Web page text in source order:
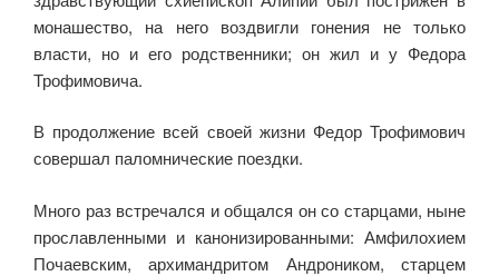
монашество, на него воздвигли гонения не только
власти, но и его родственники; он жил и у Фе­дора
Трофимовича.
В продолжение всей своей жизни Федор Трофимович
совер­шал паломнические поездки.
Много раз встречался и общался он со старцами, ныне
прославленными и канонизированными: Амфилохием
Почаевским, архимандритом Андроником, старцем